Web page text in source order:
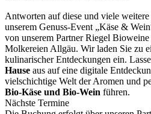
Antworten auf diese und viele weitere
unserem Genuss-Event „Käse &
von unserem Partner Riegel
Molkereien Allgäu. Wir laden Sie zu
kulinarischer Entdeckungen ein.
Hause aus auf eine digitale
vielschichtige Welt der Aromen und
Bio-Käse und Bio-Wein führen.
Nächste Termine